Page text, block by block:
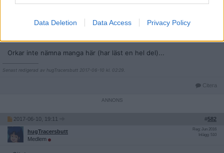
Data Deletion Data Access Privacy Policy
ordentlig återkomst av Romano Scarpa. Gillar även Kalle Anka av
William van Horn eftersom han verkligen kan efterlikna Barks stil
Orkar inte nämna manga här (har läst en hel del)...
Senast redigerad av hugTracersbutt 2017-06-10 kl. 02:29.
Citera
2017-06-10, 19:11 #582
hugTracersbutt
Medlem
Reg: Jun 2016
Inlägg: 510